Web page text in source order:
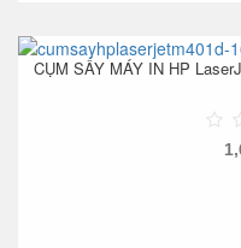
CỤM SẤY MÁY IN HP